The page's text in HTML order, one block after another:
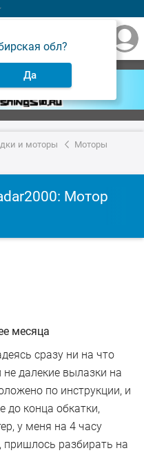
обл?
Да
и моторы
Моторы
Мотор
месяца
сразу ни на что
далекие вылазки на
по инструкции, и
до конца обкатки,
у меня на 4 часу
пришлось разбирать на